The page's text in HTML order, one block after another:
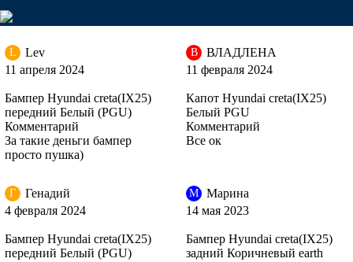
PGU - WHITE CRYSTAL (СОЛИД) (Белый)
PGU - WHITE CRYSTAL (СОЛИД) (Белый)
PGU - WHITE CRYSTAL (СОЛИД) (Белый)
PGU - WHITE CRYSTAL (СОЛИД) (Белый)
L
Lev
11 апреля 2024
Бампер Hyundai creta(IX25)
передний Белый (PGU)
Комментарий
За такие деньги бампер
просто пушка)
В
ВЛАДЛЕНА
11 февраля 2024
Капот Hyundai creta(IX25)
Белый PGU
Комментарий
Все ок
Г
Генадий
4 февраля 2024
Бампер Hyundai creta(IX25)
передний Белый (PGU)
М
Марина
14 мая 2023
Бампер Hyundai creta(IX25)
задний Коричневый earth